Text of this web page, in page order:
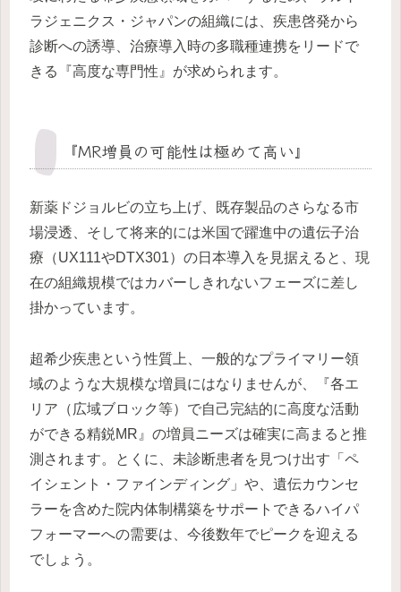
ラジェニクス・ジャパンの組織には、疾患啓発から
診断への誘導、治療導入時の多職種連携をリードで
きる『高度な専門性』が求められます。
『MR増員の可能性は極めて高い』
新薬ドジョルビの立ち上げ、既存製品のさらなる市
場浸透、そして将来的には米国で躍進中の遺伝子治
療（UX111やDTX301）の日本導入を見据えると、現
在の組織規模ではカバーしきれないフェーズに差し
掛かっています。
超希少疾患という性質上、一般的なプライマリー領
域のような大規模な増員にはなりませんが、『各エ
リア（広域ブロック等）で自己完結的に高度な活動
ができる精鋭MR』の増員ニーズは確実に高まると推
測されます。とくに、未診断患者を見つけ出す「ペ
イシェント・ファインディング」や、遺伝カウンセ
ラーを含めた院内体制構築をサポートできるハイパ
フォーマーへの需要は、今後数年でピークを迎える
でしょう。